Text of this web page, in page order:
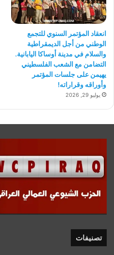
انعقاد المؤتمر السنوي للتجمع
الوطني من أجل الديمقراطية
والسلام في مدينة أوساكا اليابانية.
التضامن مع الشعب الفلسطيني
يهيمن على جلسات المؤتمر
وأوراقه وقراراته!
يوليو 29, 2026
تصنيفات